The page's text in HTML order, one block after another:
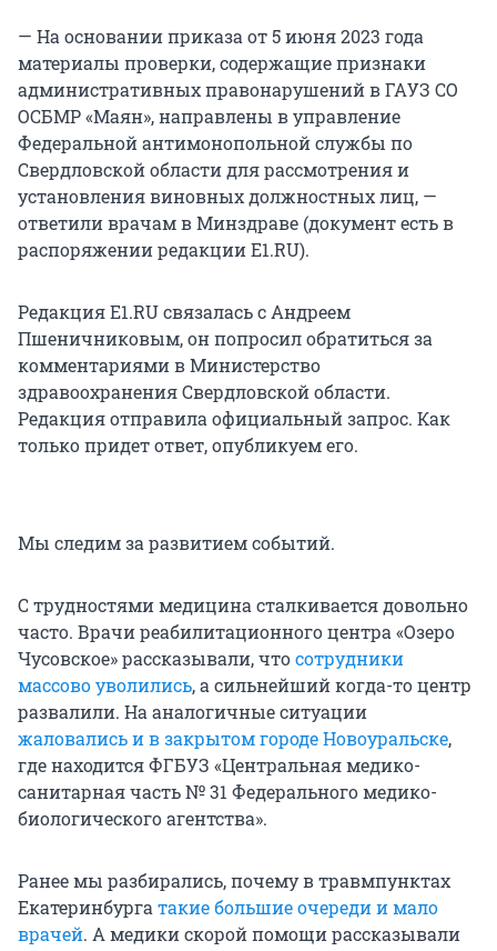
— На основании приказа от 5 июня 2023 года
материалы проверки, содержащие признаки
административных правонарушений в ГАУЗ СО
ОСБМР «Маян», направлены в управление
Федеральной антимонопольной службы по
Свердловской области для рассмотрения и
установления виновных должностных лиц, —
ответили врачам в Минздраве (документ есть в
распоряжении редакции E1.RU).
Редакция E1.RU связалась с Андреем
Пшеничниковым, он попросил обратиться за
комментариями в Министерство
здравоохранения Свердловской области.
Редакция отправила официальный запрос. Как
только придет ответ, опубликуем его.
Мы следим за развитием событий.
С трудностями медицина сталкивается довольно
часто. Врачи реабилитационного центра «Озеро
Чусовское» рассказывали, чтосотрудники
массово уволились, а сильнейший когда-то центр
развалили. На аналогичные ситуации
жаловались и в закрытом городе Новоуральске,
где находится ФГБУЗ «Центральная медико-
санитарная часть № 31 Федерального медико-
биологического агентства».
Ранее мы разбирались, почему в травмпунктах
Екатеринбургатакие большие очереди и мало
врачей. А медики скорой помощи рассказывали